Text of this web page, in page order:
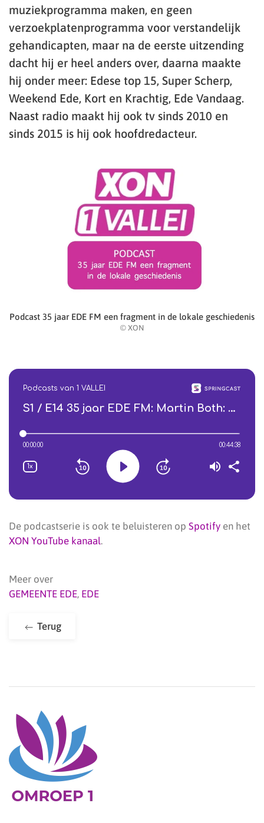
muziekprogramma maken, en geen
verzoekplatenprogramma voor verstandelijk
gehandicapten, maar na de eerste uitzending
dacht hij er heel anders over, daarna maakte
hij onder meer: Edese top 15, Super Scherp,
Weekend Ede, Kort en Krachtig, Ede Vandaag.
Naast radio maakt hij ook tv sinds 2010 en
sinds 2015 is hij ook hoofdredacteur.
Podcast 35 jaar EDE FM een fragment in de lokale geschiedenis
© XON
De podcastserie is ook te beluisteren op Spotify en het
XON YouTube kanaal.
Meer over
GEMEENTE EDE, EDE
Terug